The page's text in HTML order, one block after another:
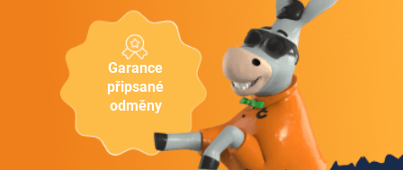
Garance
připsané
odměny